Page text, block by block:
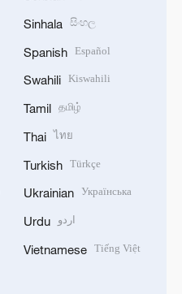
Sinhala සිංහල
Spanish Español
Swahili Kiswahili
Tamil தமிழ்
Thai ไทย
Turkish Türkçe
Ukrainian Українська
Urdu اردو
Vietnamese Tiếng Việt